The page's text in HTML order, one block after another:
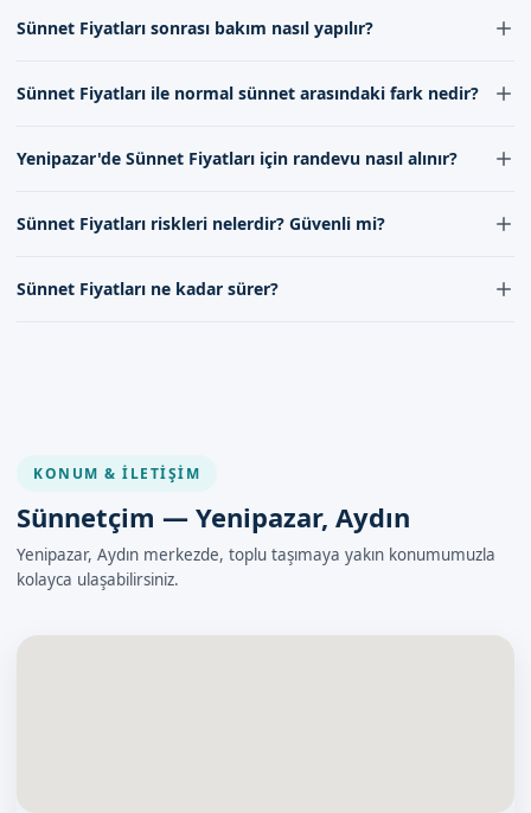
Aydın Yenipazar'de sünnet fiyatları hizmeti için Sünnetçim
ulaşabilirsiniz. İletişim kanallarımız aracılığıyla bize ulaşarak
İletişim kanallarımız aracılığıyla bilgi alabilirsiniz.
tarafından yapılmaktadır. Doktorumuz, sünnet işlemlerinde uzun
almak için iletişime geçebilirsiniz.
Sünnet Fiyatları sonrası bakım nasıl yapılır?
olarak yapılmalıdır. Bu, genel olarak bölgenin temiz tutulması,
kullanılmasıdır. Ekibimiz, bu konularda gerekli desteği sağlar.
Sünnet Fiyatları ile normal sünnet arasındaki fark nedir?
yapıldığı için daha az ağrı ve daha hızlı iyileşme sağlar. Ayrıca,
kıyasla daha konforlu ve güvenli bir seçenektir.
Yenipazar'de Sünnet Fiyatları için randevu nasıl alınır?
formumuz aracılığıyla kolayca yapılabilir. İletişim kanallarımız
Randevu esnasında gerekli bilgiler verilir ve işlemin detayları
açıklanır.
Sünnet Fiyatları riskleri nelerdir? Güvenli mi?
güvenli bir işlemdir. Ancak, her cerrahi işlem gibi, bazı riskler taşır.
Sünnet Fiyatları ne kadar sürer?
KONUM & İLETIŞIM
Sünnetçim — Yenipazar, Aydın
Yenipazar, Aydın merkezde, toplu taşımaya yakın konumumuzla
kolayca ulaşabilirsiniz.